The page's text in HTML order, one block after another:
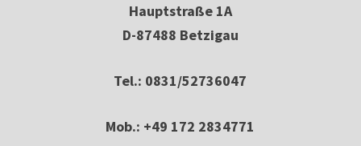
Hauptstraße 1A
D-87488 Betzigau
Tel.: 0831/52736047
Mob.: +49 172 2834771